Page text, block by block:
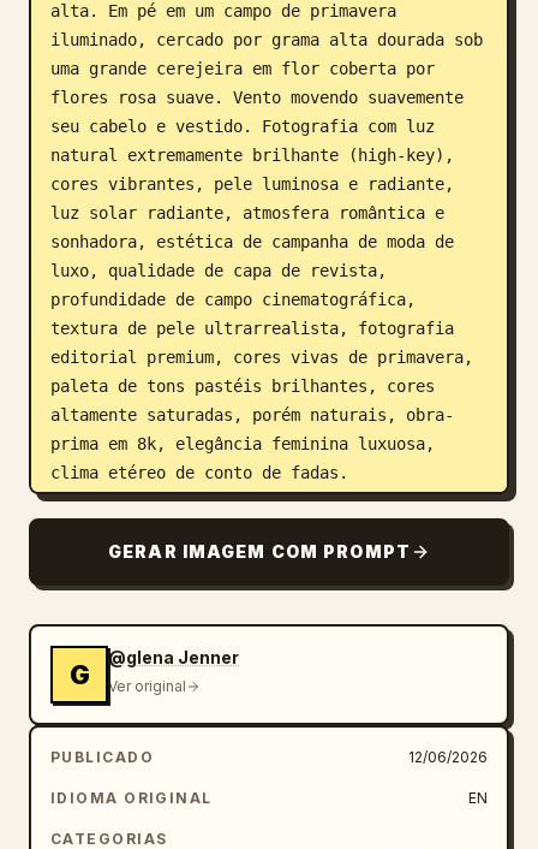
alta. Em pé em um campo de primavera
iluminado, cercado por grama alta dourada sob
uma grande cerejeira em flor coberta por
flores rosa suave. Vento movendo suavemente
seu cabelo e vestido. Fotografia com luz
natural extremamente brilhante (high-key),
cores vibrantes, pele luminosa e radiante,
luz solar radiante, atmosfera romântica e
sonhadora, estética de campanha de moda de
luxo, qualidade de capa de revista,
profundidade de campo cinematográfica,
textura de pele ultrarrealista, fotografia
editorial premium, cores vivas de primavera,
paleta de tons pastéis brilhantes, cores
altamente saturadas, porém naturais, obra-
prima em 8k, elegância feminina luxuosa,
clima etéreo de conto de fadas.
GERAR IMAGEM COM PROMPT
G
@glena Jenner
Ver original
PUBLICADO 12/06/2026
IDIOMA ORIGINAL EN
CATEGORIAS